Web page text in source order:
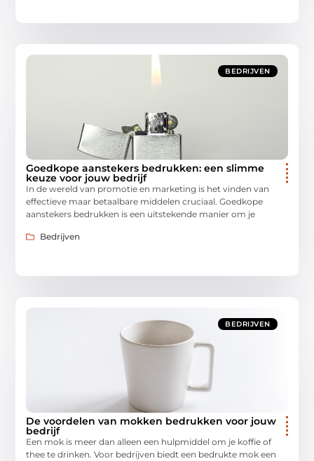
BEDRIJVEN
Goedkope aanstekers bedrukken: een slimme
keuze voor jouw bedrijf
In de wereld van promotie en marketing is het vinden van
effectieve maar betaalbare middelen cruciaal. Goedkope
aanstekers bedrukken is een uitstekende manier om je
Bedrijven
BEDRIJVEN
De voordelen van mokken bedrukken voor jouw
bedrijf
Een mok is meer dan alleen een hulpmiddel om je koffie of
thee te drinken. Voor bedrijven biedt een bedrukte mok een